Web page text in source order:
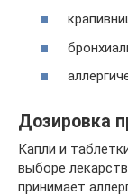
Дозировка
Капли и
выборе
принимает